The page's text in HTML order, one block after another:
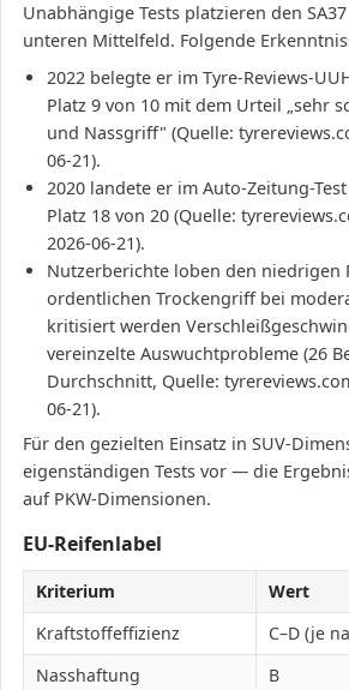
Unabhängige Tests platzieren den
unteren Mittelfeld. Folgende
2022 belegte er im Tyre-Reviews-
Platz 9 von 10 mit dem Urteil „sehr
und Nassgriff" (Quelle:
06-21).
2020 landete er im Auto-Zeitung-
Platz 18 von 20 (Quelle:
2026-06-21).
Nutzerberichte loben den niedrigen
ordentlichen Trockengriff bei
kritisiert werden
vereinzelte Auswuchtprobleme (26
Durchschnitt, Quelle:
06-21).
Für den gezielten Einsatz in SUV-
eigenständigen Tests vor — die
auf PKW-Dimensionen.
EU-Reifenlabel
Kriterium
Wert
Kraftstoffeffizienz
C–D (je
Nasshaftung
B